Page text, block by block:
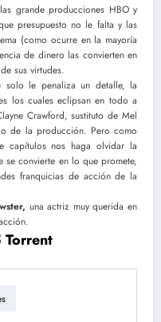
grande producciones HBO y
presupuesto no le falta y las
(como ocurre en la mayoría
de dinero las convierten en
sus virtudes.
solo le penaliza un detalle, la
los cuales eclipsan en todo a
Crawford, sustituto de Mel
de la producción. Pero como
nos haga olvidar la
se convierte en lo que promete,
franquicias de acción de la
una actriz muy querida en
Torrent